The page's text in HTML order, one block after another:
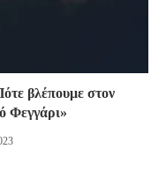
βλέπουμε στον
Φεγγάρι»